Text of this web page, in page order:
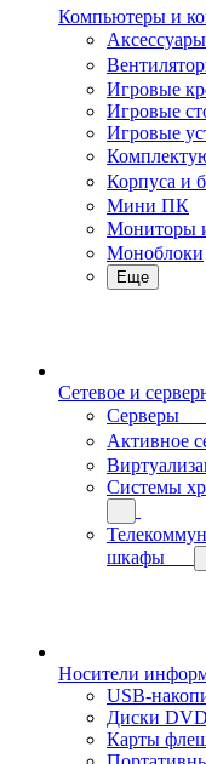
Компьютеры и
Игровые
Игровые
Игровые
Корпуса и
Мини ПК
Мониторы
Моноблоки
Еще
Сетевое и
Cерверы
Активное
Системы
шкафы
Носители
USB-
Диски
Карты